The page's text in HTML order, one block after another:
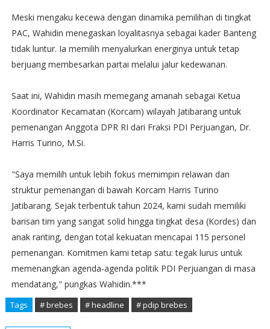
​​Meski mengaku kecewa dengan dinamika pemilihan di tingkat
PAC, Wahidin menegaskan loyalitasnya sebagai kader Banteng
tidak luntur. Ia memilih menyalurkan energinya untuk tetap
berjuang membesarkan partai melalui jalur kedewanan.
​Saat ini, Wahidin masih memegang amanah sebagai Ketua
Koordinator Kecamatan (Korcam) wilayah Jatibarang untuk
pemenangan Anggota DPR RI dari Fraksi PDI Perjuangan, Dr.
Harris Turino, M.Si.
​"Saya memilih untuk lebih fokus memimpin relawan dan
struktur pemenangan di bawah Korcam Harris Turino
Jatibarang. Sejak terbentuk tahun 2024, kami sudah memiliki
barisan tim yang sangat solid hingga tingkat desa (Kordes) dan
anak ranting, dengan total kekuatan mencapai 115 personel
pemenangan. Komitmen kami tetap satu: tegak lurus untuk
memenangkan agenda-agenda politik PDI Perjuangan di masa
mendatang," pungkas Wahidin.***
Tags # brebes # headline # pdip brebes